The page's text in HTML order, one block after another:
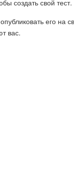
создать свой тест.
его на
вас.